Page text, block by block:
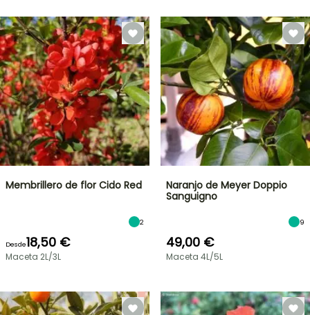
Membrillero de flor Cido Red
2
Desde18,50 €
Maceta 2L/3L
Naranjo de Meyer Doppio
Sanguigno
9
49,00 €
Maceta 4L/5L